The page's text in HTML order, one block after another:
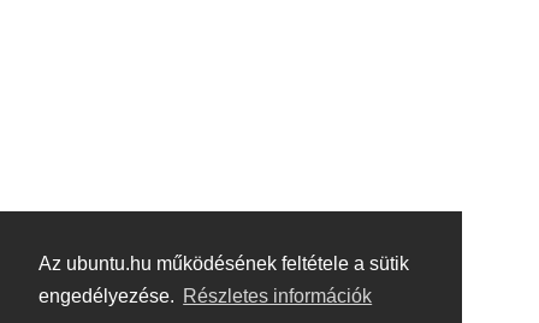
Az ubuntu.hu működésének feltétele a sütik
engedélyezése. Részletes információk